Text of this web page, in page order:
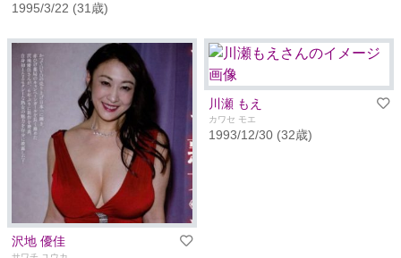
1995/3/22 (31歳)
沢地 優佳
川瀬 もえ
カワセ モエ
1993/12/30 (32歳)